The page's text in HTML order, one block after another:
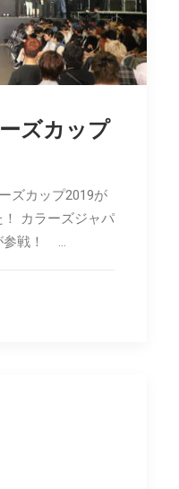
ズカップ
ズカップ2019が
カラーズジャパ
参戦！ …